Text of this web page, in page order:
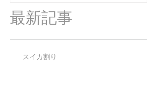
最新記事
スイカ割り